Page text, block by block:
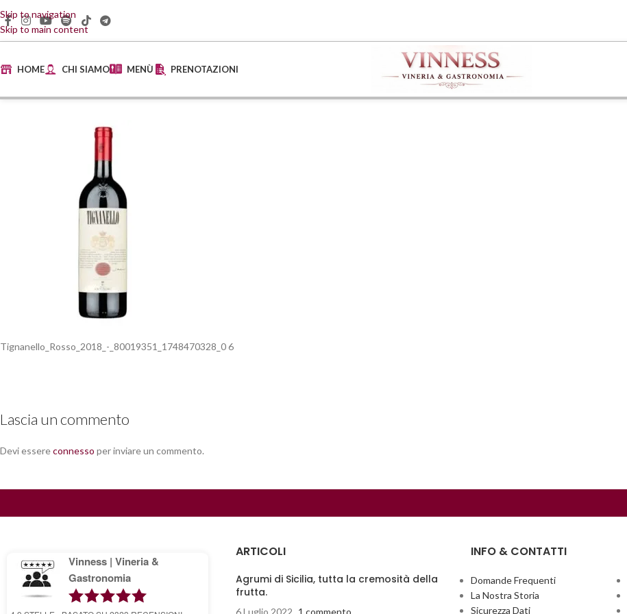
Skip to navigation
Skip to main content
HOME CHI SIAMO MENÙ PRENOTAZIONI
Tignanello_Rosso_2018_-_80019351_1748470328_0 6
Lascia un commento
Devi essereconnesso per inviare un commento.
Vinness | Vineria &
Gastronomia
ARTICOLI
Agrumi di Sicilia, tutta la cremosità della
frutta.
6 Luglio 2022 1 commento
INFO & CONTATTI
Domande Frequenti
La Nostra Storia
Sicurezza Dati